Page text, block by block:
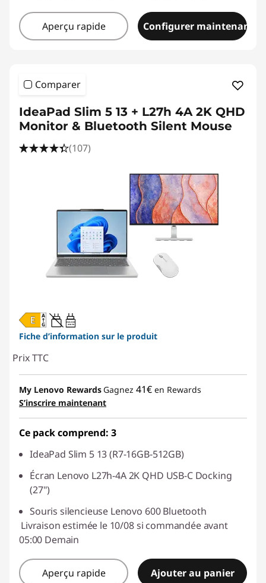
Aperçu rapide Configurer maintenant
Comparer
IdeaPad Slim 5 13 + L27h 4A 2K QHD
Monitor & Bluetooth Silent Mouse
(107)
45W-65W
USB PD
Fiche d’information sur le produit
Prix TTC
My Lenovo Rewards Gagnez 41€ en Rewards
S’inscrire maintenant
Ce pack comprend: 3
IdeaPad Slim 5 13 (R7-16GB-512GB)
Écran Lenovo L27h-4A 2K QHD USB-C Docking
(27")
Souris silencieuse Lenovo 600 Bluetooth
Livraison estimée le 10/08 si commandée avant
05:00 Demain
Aperçu rapide Ajouter au panier